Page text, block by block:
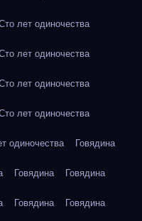
лет одиночества
лет одиночества
лет одиночества
лет одиночества
одиночества Говядина
Говядина Говядина
Говядина Говядина